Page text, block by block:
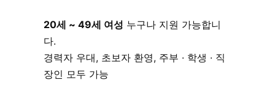
20세 ~ 49세 여성 누구나 지원 가능합니
다.
경력자 우대, 초보자 환영, 주부 · 학생 · 직
장인 모두 가능